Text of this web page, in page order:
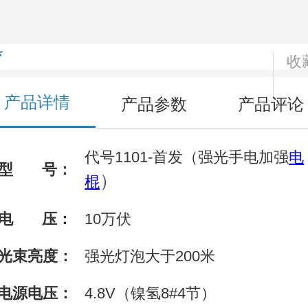
收
产品详情 产品参数 产品评论
号：
代号1101-首发（强光手电加强电
棍 ）
压： 10万伏
束亮度： 强光灯泡大于200米
源电压： 4.8V（镍氢8#4节）